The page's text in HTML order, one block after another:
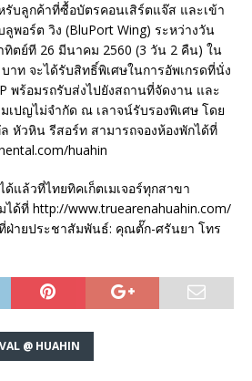
บลูกค้าที่ซื้อบัตรคอนเสิร์ตแจ๊ส และเข้า
พอร์ต วิง (BluPort Wing) ระหว่างวัน
ตย์ที 26 มีนาคม 2560 (3 วัน 2 คืน) ใน
าท จะได้รับสิทธิ์พิเศษในการอัพเกรดที่นั่ง
พร้อมรถรับส่งไปยังสถานที่จัดงาน และ
เปญไม่จำกัด ณ เลาจน์รับรองพิเศษ โดย
หัวหิน รีสอร์ท สามารถจองห้องพักได้ที่
huahin
แล้วที่ไทยทิคเก็ตเมเจอร์ทุกสาขา
ด้ที่ http://www.truearenahuahin.com/
ฝ่ายประชาสัมพันธ์: คุณตั๊ก-ศรันยา โทร
@ HUAHIN